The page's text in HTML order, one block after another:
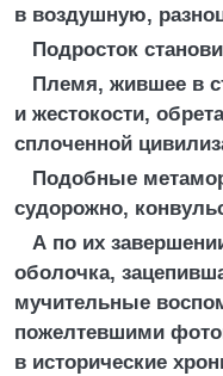
в воздушную,
Подросток
Племя, жившее в
и жестокости,
сплоченной
Подобные
судорожно,
А по их
оболочка,
мучительные
пожелтевшими
в исторические